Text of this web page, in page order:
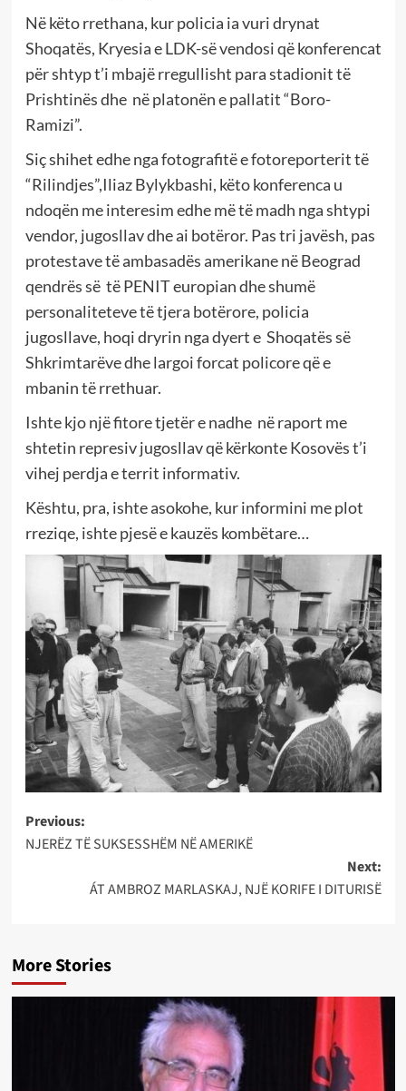
Në këto rrethana, kur policia ia vuri drynat
Shoqatës, Kryesia e LDK-së vendosi që konferencat
për shtyp t’i mbajë rregullisht para stadionit të
Prishtinës dhe në platonën e pallatit “Boro-
Ramizi”.
Siç shihet edhe nga fotografitë e fotoreporterit të
“Rilindjes”,Iliaz Bylykbashi, këto konferenca u
ndoqën me interesim edhe më të madh nga shtypi
vendor, jugosllav dhe ai botëror. Pas tri javësh, pas
protestave të ambasadës amerikane në Beograd
qendrës së të PENIT europian dhe shumë
personaliteteve të tjera botërore, policia
jugosllave, hoqi dryrin nga dyert e Shoqatës së
Shkrimtarëve dhe largoi forcat policore që e
mbanin të rrethuar.
Ishte kjo një fitore tjetër e nadhe në raport me
shtetin represiv jugosllav që kërkonte Kosovës t’i
vihej perdja e territ informativ.
Kështu, pra, ishte asokohe, kur informini me plot
rreziqe, ishte pjesë e kauzës kombëtare…
Post
navigation
Previous:
NJERËZ TË SUKSESSHËM NË AMERIKË
Next:
ÁT AMBROZ MARLASKAJ, NJË KORIFE I DITURISË
More Stories